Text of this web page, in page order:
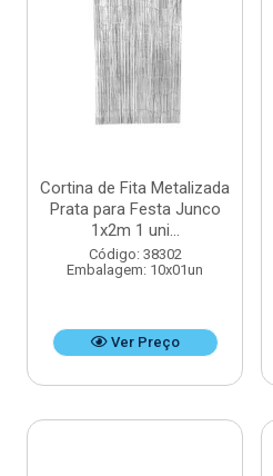
Cortina de Fita Metalizada
Prata para Festa Junco
1x2m 1 uni...
Código: 38302
Embalagem: 10x01un
Ver Preço